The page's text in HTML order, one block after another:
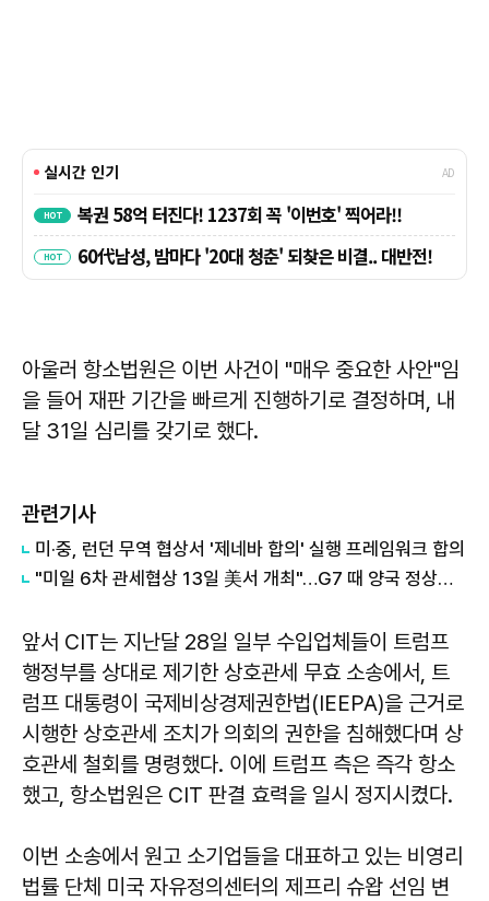
아울러 항소법원은 이번 사건이 "매우 중요한 사안"임
을 들어 재판 기간을 빠르게 진행하기로 결정하며, 내
달 31일 심리를 갖기로 했다.
관련기사
미·중, 런던 무역 협상서 '제네바 합의' 실행 프레임워크 합의
"미일 6차 관세협상 13일 美서 개최"…G7 때 양국 정상회담
앞서 CIT는 지난달 28일 일부 수입업체들이 트럼프
행정부를 상대로 제기한 상호관세 무효 소송에서, 트
럼프 대통령이 국제비상경제권한법(IEEPA)을 근거로
시행한 상호관세 조치가 의회의 권한을 침해했다며 상
호관세 철회를 명령했다. 이에 트럼프 측은 즉각 항소
했고, 항소법원은 CIT 판결 효력을 일시 정지시켰다.
이번 소송에서 원고 소기업들을 대표하고 있는 비영리
법률 단체 미국 자유정의센터의 제프리 슈왑 선임 변